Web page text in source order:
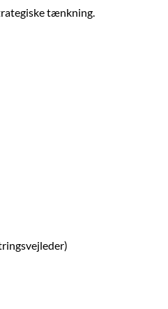
tænkning.